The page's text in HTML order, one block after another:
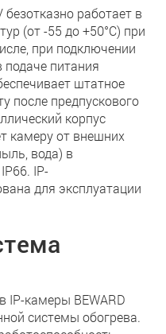
работает в
(от -55 до +50°C) при
при подключении
подаче питания
штатное
после предпускового
корпус
камеру от внешних
вода) в
IP-
для эксплуатации
камеры BEWARD
системы обогрева.